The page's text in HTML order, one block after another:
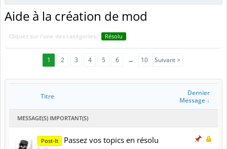
Aide à la création de mod
Cliquez sur l'une des catégories : Résolu
1 2 3 4 5 6 → 10 Suivant >
Titre
Dernier
Message ↓
MESSAGE(S) IMPORTANT(S)
Post-It Passez vos topics en résolu